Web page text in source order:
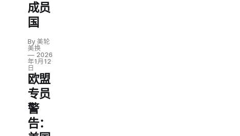
税之
上。此
举威胁
到去年
8月达
成的欧
美贸易
协定，
欧盟将
召开紧
急会议
应对。
成员
国
By 美轮
美换
2026
年1月12
日
欧盟
专员
警
告：